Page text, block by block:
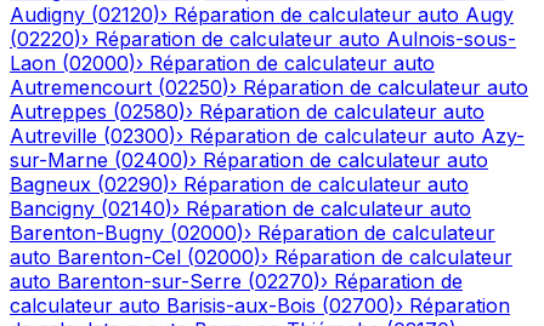
Audigny (02120)› Réparation de calculateur auto Augy
(02220)› Réparation de calculateur auto Aulnois-sous-
Laon (02000)› Réparation de calculateur auto
Autremencourt (02250)› Réparation de calculateur auto
Autreppes (02580)› Réparation de calculateur auto
Autreville (02300)› Réparation de calculateur auto Azy-
sur-Marne (02400)› Réparation de calculateur auto
Bagneux (02290)› Réparation de calculateur auto
Bancigny (02140)› Réparation de calculateur auto
Barenton-Bugny (02000)› Réparation de calculateur
auto Barenton-Cel (02000)› Réparation de calculateur
auto Barenton-sur-Serre (02270)› Réparation de
calculateur auto Barisis-aux-Bois (02700)› Réparation